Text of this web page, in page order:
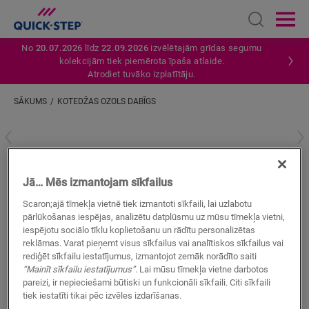
Open
No 20.07.2026 līdz22.09.2026 izvēlētajām grīdas segumu
kolekcijām tiek piemērota īpaša atlaide.
Atrodiet tuvāko izplatītāju.
SĀKUMS KOTEDŽAS OZOLS DABĪGS
Kotedžas ozols dabīgs
VINILA AKSESUĀRI VINYL STAIR COVER - BLOS QSVSTRBSP40025
MEKLĒT
Jā… Mēs izmantojam sīkfailus
Scaron;ajā tīmekļa vietnē tiek izmantoti sīkfaili, lai uzlabotu
pārlūkošanas iespējas, analizētu datplūsmu uz mūsu tīmekļa vietni,
iespējotu sociālo tīklu koplietošanu un rādītu personalizētas
reklāmas. Varat pieņemt visus sīkfailus vai analītiskos sīkfailus vai
rediģēt sīkfailu iestatījumus, izmantojot zemāk norādīto saiti
“Mainīt sīkfailu iestatījumus”. Lai mūsu tīmekļa vietne darbotos
pareizi, ir nepieciešami būtiski un funkcionāli sīkfaili. Citi sīkfaili
tiek iestatīti tikai pēc izvēles izdarīšanas.